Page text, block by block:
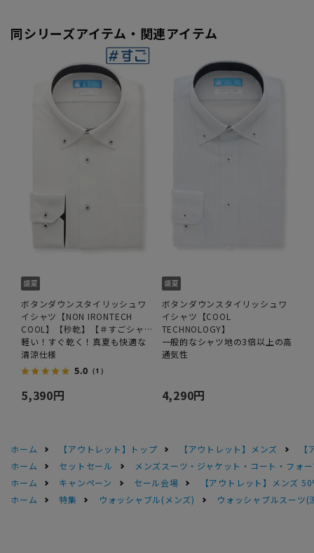
同シリーズアイテム・関連アイテム
ボタンダウンスタイリッシュワ
イシャツ【NON IRONTECH
COOL】【秒乾】【＃すごシャ
ツ】
軽い！すぐ乾く！真夏も快適な
清涼仕様
5.0 （1）
5,390円
ボタンダウンスタイリッシュワ
イシャツ【COOL
TECHNOLOGY】
一般的なシャツ地の3倍以上の高
通気性
4,290円
ホーム 【アウトレット】トップ 【アウトレット】メンズ
ホーム
セットセール
メンズスーツ・ジャケット・コート・フォ
ホーム
キャンペーン セール会場
【アウトレット】メンズ
ホーム
特集 ウォッシャブル(メンズ) ウォッシャブルスーツ(